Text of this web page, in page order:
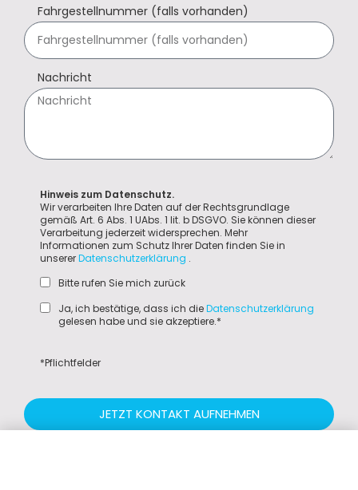
Fahrgestellnummer (falls vorhanden)
Nachricht
Hinweis zum Datenschutz.
Wir verarbeiten Ihre Daten auf der Rechtsgrundlage
gemäß Art. 6 Abs. 1 UAbs. 1 lit. b DSGVO. Sie können dieser
Verarbeitung jederzeit widersprechen. Mehr
Informationen zum Schutz Ihrer Daten finden Sie in
unsererDatenschutzerklärung .
Bitte rufen Sie mich zurück
Ja, ich bestätige, dass ich dieDatenschutzerklärung
gelesen habe und sie akzeptiere.*
*Pflichtfelder
JETZT KONTAKT AUFNEHMEN